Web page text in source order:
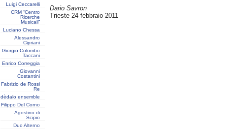
Luigi Ceccarelli
CRM “Centro
Ricerche
Musicali”
Luciano Chessa
Alessandro
Cipriani
Giorgio Colombo
Taccani
Enrico Correggia
Giovanni
Costantini
Fabrizio de Rossi
Re
dèdalo ensemble
Filippo Del Corno
Agostino di
Scipio
Duo Alterno
Dario Savron
Trieste 24 febbraio 2011